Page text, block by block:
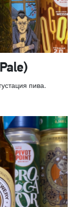
пива.